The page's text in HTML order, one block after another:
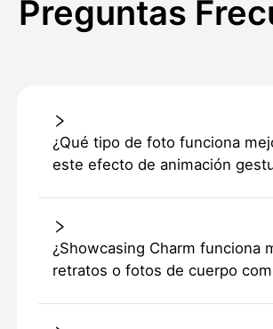
Preguntas
¿Qué tipo de foto funciona
este efecto de animación
¿Showcasing Charm funciona
retratos o fotos de cuerpo